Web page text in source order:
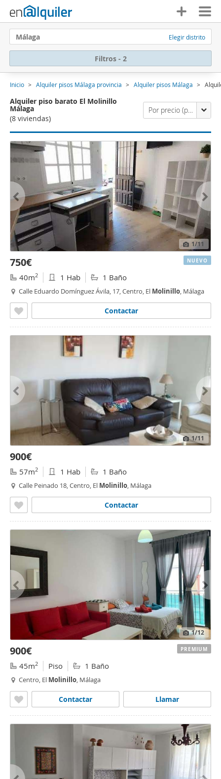
Málaga Elegir distrito
Filtros - 2
Inicio Alquiler pisos Málaga provincia Alquiler pisos Málaga
Alquiler piso barato El Molinillo
Málaga
(8 viviendas)
Por precio (primero los económicos)
1/11
750€
40m2 1 Hab 1 Baño
Calle Eduardo Domínguez Ávila, 17, Centro, El Molinillo, Málaga
Contactar
NUEVO
1/11
900€
57m2 1 Hab 1 Baño
Calle Peinado 18, Centro, El Molinillo, Málaga
Contactar
1/12
900€
45m2 Piso 1 Baño
Centro, El Molinillo, Málaga
Llamar
Contactar
PREMIUM